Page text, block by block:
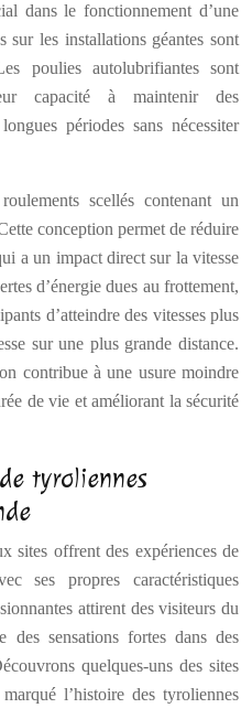
dans le fonctionnement d’une
sur les installations géantes sont
poulies autolubrifiantes sont
capacité à maintenir des
périodes sans nécessiter
scellés contenant un
conception permet de réduire
a un impact direct sur la vitesse
d’énergie dues au frottement,
d’atteindre des vitesses plus
sur une plus grande distance.
contribue à une usure moindre
de vie et améliorant la sécurité
tyroliennes
sites offrent des expériences de
ses propres caractéristiques
attirent des visiteurs du
des sensations fortes dans des
quelques-uns des sites
l’histoire des tyroliennes